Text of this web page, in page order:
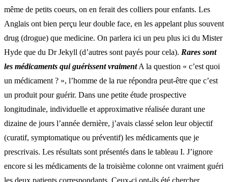
même de petits coeurs, on en ferait des colliers pour enfants. Les
Anglais ont bien perçu leur double face, en les appelant plus souvent
drug (drogue) que medicine. On parlera ici un peu plus ici du Mister
Hyde que du Dr Jekyll (d’autres sont payés pour cela). Rares sont
les médicaments qui guérissent vraimentA la question « c’est quoi
un médicament ? », l’homme de la rue répondra peut-être que c’est
un produit pour guérir. Dans une petite étude prospective
longitudinale, individuelle et approximative réalisée durant une
dizaine de jours l’année dernière, j’avais classé selon leur objectif
(curatif, symptomatique ou préventif) les médicaments que je
prescrivais. Les résultats sont présentés dans le tableau I. J’ignore
encore si les médicaments de la troisième colonne ont vraiment guéri
les deux patients correspondants. Ceux-ci ont-ils été chercher